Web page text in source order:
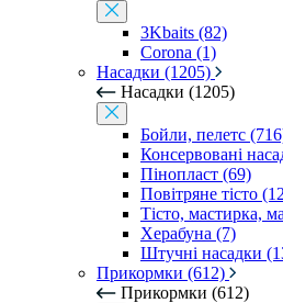
3Kbaits (82)
Corona (1)
Насадки (1205)
Насадки (1205)
Бойли, пелетс
Консервовані
Пінопласт (69)
Повітряне тісто
Тісто, мастирка,
Херабуна (7)
Штучні насадки
Прикормки (612)
Прикормки (612)